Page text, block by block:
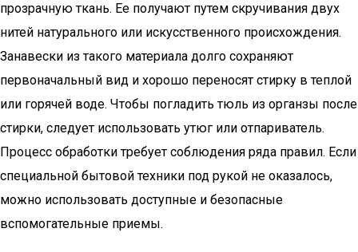
прозрачную ткань. Ее получают путем скручивания двух
нитей натурального или искусственного происхождения.
Занавески из такого материала долго сохраняют
первоначальный вид и хорошо переносят стирку в теплой
или горячей воде. Чтобы погладить тюль из органзы после
стирки, следует использовать утюг или отпариватель.
Процесс обработки требует соблюдения ряда правил. Если
специальной бытовой техники под рукой не оказалось,
можно использовать доступные и безопасные
вспомогательные приемы.